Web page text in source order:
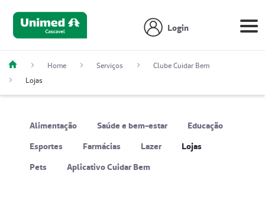
Login
Home Serviços
Clube Cuidar Bem
Lojas
Alimentação Saúde e bem-estar
Educação
Esportes
Farmácias Lazer
Lojas
Pets
Aplicativo Cuidar Bem